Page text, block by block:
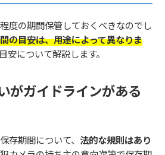
度の期間保管しておくべきなのでし
の目安は、用途によって異なりま
安について解説します。
がガイドラインがある
存期間について、 法的な規則はあり